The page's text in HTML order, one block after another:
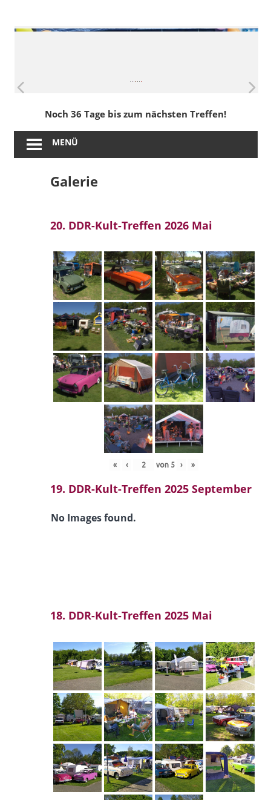
springen
DDR-
Treffen
in
Leipzig
am
Noch 36 Tage bis zum nächsten Treffen!
MENÜ
Galerie
20. DDR-Kult-Treffen 2026 Mai
« ‹ von 5 › »
19. DDR-Kult-Treffen 2025 September
No Images found.
18. DDR-Kult-Treffen 2025 Mai